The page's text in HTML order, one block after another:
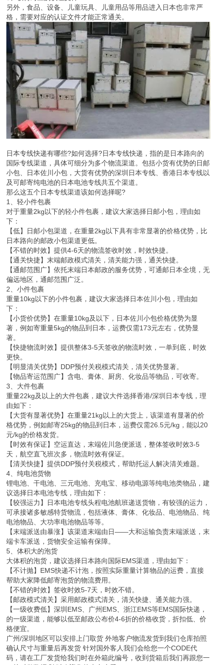
另外，食品、设备、儿童玩具、儿童用品等用品进入日本也非常严
格，需要对应的认证文件才能正常通关。
日本专线快递有哪些?如何选择?日本专线快递，指的是日本路向的
国际专线渠道，具体可细分为多个物流渠道。包括小货有优势的日邮
小包、日本佐川小包，大货有优势的深圳日本专线、香港日本专线以
及可邮寄纯电池的日本电池专线共五个渠道。
那么这五个日本专线渠道该如何选择呢?
1、轻小件包裹
对于重量2kg以下的轻小件包裹，建议大家选择日邮小包，理由如
下：
【低】日邮小包渠道，在重量2kg以下具有非常显著的价格优势，比
日本路向的邮政小包渠道更低。
【不错的时效】提供4-6天的物流签收时效，时效快捷。
【通关快捷】末端邮政模式清关，清关能力强，通关快捷。
【通邮范围广】依托末端日本邮政的服务优势，可通邮日本全境，无
偏远地区，通邮范围广泛。
2、小件包裹
重量10kg以下的小件包裹，建议大家选择日本佐川小包，理由如
下：
【小货价优势】在重量10kg及以下，日本佐川小包价格优势为显
著，例如寄重量5kg的物品到日本，运费仅需173元左右，优势显
著。
【快捷物流时效】提供整体3-5天签收的物流时效，一单到底，时效
更快。
【明显清关优势】DDP预付关税模式清关，清关优势显著。
【物品寄运范围广】含电、膏体、厨房、化妆品等物品，可收寄。
3、大件包裹
重量22kg及以上的大件包裹，建议大件选择香港/深圳日本专线，理
由如下：
【大货有显著优势】在重量21kg以上的大货上，该渠道有显著的价
格优势，例如邮寄25kg的物品到日本，运费仅需26.5元/kg，能以20
元/kg的价格发货。
【时效有保证】空运直达，末端佐川急便派送，整体签收时效3-5
天，航空直飞班次多，物流时效有保证。
【清关快捷】提供DDP预付关税模式，帮助托运人解决清关难题。
4、纯电池货物
锂电池、干电池、三元电池、充电宝、移动电源等纯电池类物品，建
议选择日本电池专线，理由如下：
【较强运力】日本电池专线头程电池航班递送货物，有较强的运力，
可承接诸多敏感特货物流，包括液体、膏体、化妆品、电池物品、纯
电池物品、大功率电池物品等等。
【末端派送由暴涨】该渠道末端由日——大和运输负责末端派送，末
端卡车派送，货物安全运输有保障。
5、体积大的泡货
大体积的泡货，建议选择日本路向国际EMS渠道，理由如下：
【不计抛】EMS快递不计泡，按照实际重量计算物品的运费，直接
帮助大家降低邮寄泡货的物流费用。
【不错的时效】签收时效5-7天，时效不错。
【邮政模式清关】采用邮政模式清关，清关快捷、通关能力强。
【一级收费低】深圳EMS、广州EMS、浙江EMS等EMS国际快递，
的一级渠道，能够以低至邮政公布价4-6折的价格收货，折扣低、价
格便宜。
广州/深圳地区可以安排上门取货 外地客户物流发货到我们仓库拍照
确认尺寸与重量后再发货 针对国外客人我们会给您一个CODE代
码，请在工厂发货给我们时在外箱此编号，收到货箱后我们再跟您一